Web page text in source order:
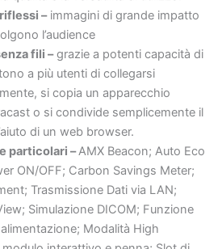
–immagini di grande impatto
l’audience
fili –grazie a potenti capacità di
a più utenti di collegarsi
si copia un apparecchio
o si condivide semplicemente il
di un web browser.
particolari –AMX Beacon; Auto Eco
ON/OFF; Carbon Savings Meter;
Trasmissione Dati via LAN;
Simulazione DICOM; Funzione
Modalità High